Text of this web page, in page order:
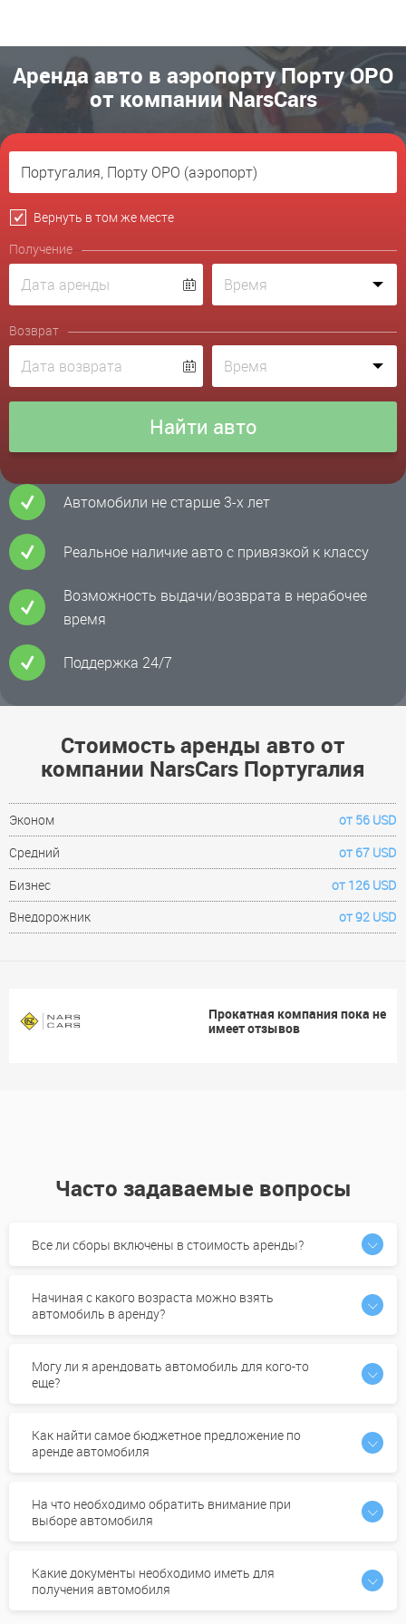
Аренда авто в аэропорту Порту OPO
от компании NarsCars
Вернуть в том же месте
Получение
Возврат
Автомобили не старше 3-х лет
Реальное наличие авто с привязкой к классу
Возможность выдачи/возврата в нерабочее
время
Поддержка 24/7
Стоимость аренды авто от
компании NarsCars Португалия
Эконом
от 56 USD
Средний
от 67 USD
Бизнес
от 126 USD
Внедорожник
от 92 USD
Прокатная компания пока не
имеет отзывов
Часто задаваемые вопросы
Все ли сборы включены в стоимость аренды?
Начиная с какого возраста можно взять
автомобиль в аренду?
Могу ли я арендовать автомобиль для кого-то
еще?
Как найти самое бюджетное предложение по
аренде автомобиля
На что необходимо обратить внимание при
выборе автомобиля
Какие документы необходимо иметь для
получения автомобиля